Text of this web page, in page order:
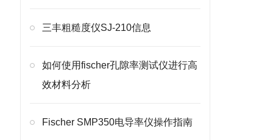
三丰粗糙度仪SJ-210信息
如何使用fischer孔隙率测试仪进行高
效材料分析
Fischer SMP350电导率仪操作指南